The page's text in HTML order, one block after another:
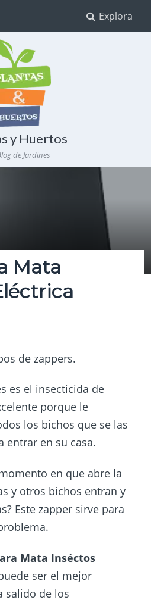
Explora
y Huertos
de Jardines
Mata
de zappers.
es el insecticida de
porque le
los bichos que se las
entrar en su casa.
en que abre la
y otros bichos entran y
Este zapper sirve para
Mata Inséctos
ser el mejor
salido de los